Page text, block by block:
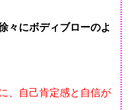
々にボディブローのよ
、自己肯定感と自信が